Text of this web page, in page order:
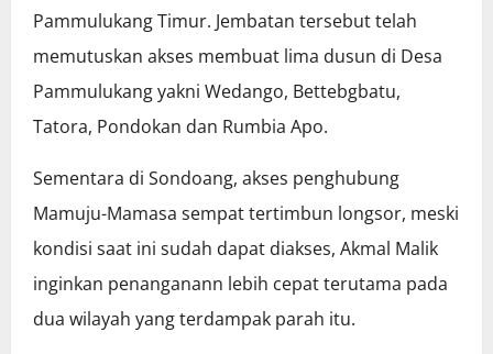
Pammulukang Timur. Jembatan tersebut telah
memutuskan akses membuat lima dusun di Desa
Pammulukang yakni Wedango, Bettebgbatu,
Tatora, Pondokan dan Rumbia Apo.
Sementara di Sondoang, akses penghubung
Mamuju-Mamasa sempat tertimbun longsor, meski
kondisi saat ini sudah dapat diakses, Akmal Malik
inginkan penanganann lebih cepat terutama pada
dua wilayah yang terdampak parah itu.